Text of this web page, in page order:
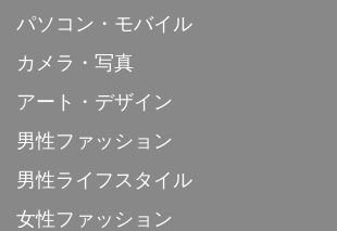
パソコン・モバイル
カメラ・写真
アート・デザイン
男性ファッション
男性ライフスタイル
女性ファッション